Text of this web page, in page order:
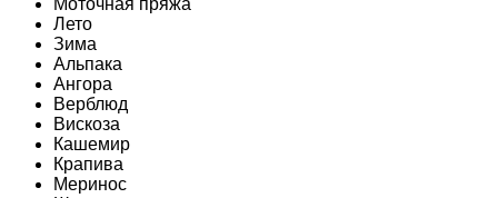
Моточная пряжа
Лето
Зима
Альпака
Ангора
Верблюд
Вискоза
Кашемир
Крапива
Меринос